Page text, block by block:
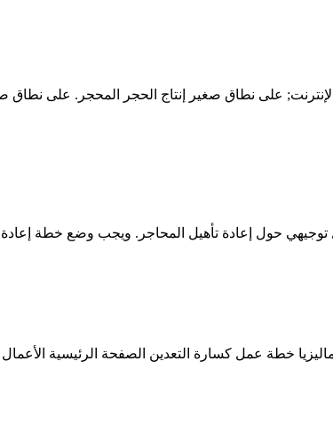
على نطاق صغير إنتاج الحجر المحجر. على نطاق
حول إعادة تأهيل المحاجر. ويجب وضع خطة إعادة
خطة عمل كسارة التعدين الصفحة الرئيسية